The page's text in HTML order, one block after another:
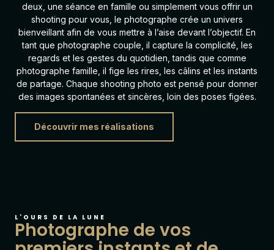
deux, une séance en famille ou simplement vous offrir un
shooting pour vous, le photographe crée un univers
bienveillant afin de vous mettre à l’aise devant l’objectif. En
tant que photographe couple, il capture la complicité, les
regards et les gestes du quotidien, tandis que comme
photographe famille, il fige les rires, les câlins et les instants
de partage. Chaque shooting photo est pensé pour donner
des images spontanées et sincères, loin des poses figées.
Découvrir mes réalisations
L'OURS DE LA LUNE
Photographe de vos